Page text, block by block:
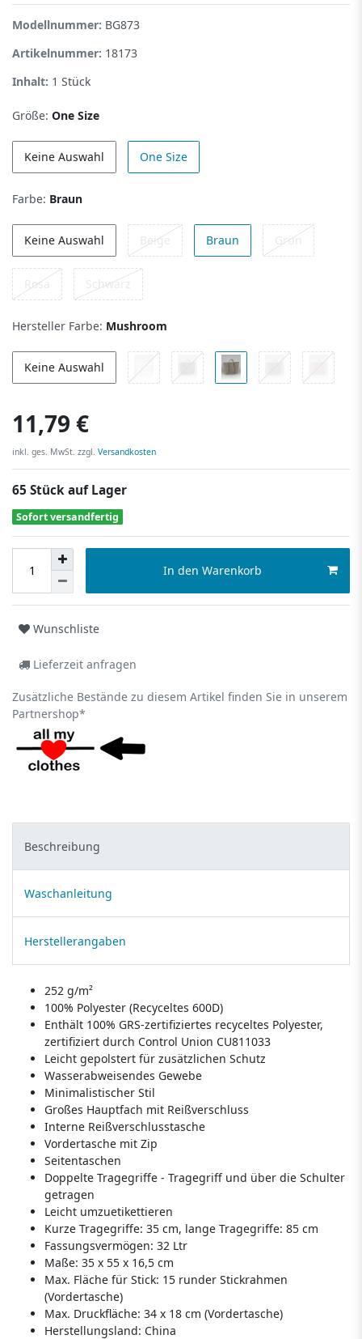
Modellnummer: BG873
Artikelnummer: 18173
Inhalt: 1 Stück
Größe: One Size
Keine Auswahl One Size
Farbe: Braun
Keine Auswahl Beige Braun Grün
Rosa Schwarz
Hersteller Farbe: Mushroom
Keine Auswahl
11,79 €
inkl. ges. MwSt. zzgl. Versandkosten
65 Stück auf Lager
Sofort versandfertig
In den Warenkorb
Wunschliste
Lieferzeit anfragen
Zusätzliche Bestände zu diesem Artikel finden Sie in unserem
Partnershop*
Beschreibung
Waschanleitung
Herstellerangaben
252 g/m²
100% Polyester (Recyceltes 600D)
Enthält 100% GRS-zertifiziertes recyceltes Polyester,
zertifiziert durch Control Union CU811033
Leicht gepolstert für zusätzlichen Schutz
Wasserabweisendes Gewebe
Minimalistischer Stil
Großes Hauptfach mit Reißverschluss
Interne Reißverschlusstasche
Vordertasche mit Zip
Seitentaschen
Doppelte Tragegriffe - Tragegriff und über die Schulter
getragen
Leicht umzuetikettieren
Kurze Tragegriffe: 35 cm, lange Tragegriffe: 85 cm
Fassungsvermögen: 32 Ltr
Maße: 35 x 55 x 16,5 cm
Max. Fläche für Stick: 15 runder Stickrahmen
(Vordertasche)
Max. Druckfläche: 34 x 18 cm (Vordertasche)
Herstellungsland: China